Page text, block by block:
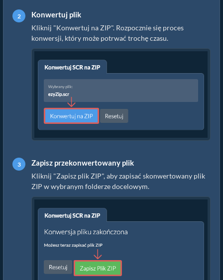
Konwertuj plik
Kliknij "Konwertuj na ZIP". Rozpocznie się proces
konwersji, który może potrwać trochę czasu.
Zapisz przekonwertowany plik
Kliknij "Zapisz plik ZIP", aby zapisać skonwertowany plik
ZIP w wybranym folderze docelowym.